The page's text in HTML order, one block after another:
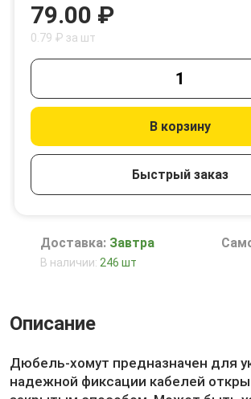
79.00 ₽
0.79 ₽ за шт
В корзину
Быстрый заказ
Доставка: Завтра
В наличии: 246 шт
Описание
Дюбель-хомут предназначен для
надежной фиксации кабелей